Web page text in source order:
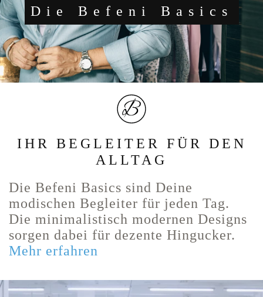
Die Befeni Basics
IHR BEGLEITER FÜR DEN
ALLTAG
Die Befeni Basics sind Deine
modischen Begleiter für jeden Tag.
Die minimalistisch modernen Designs
sorgen dabei für dezente Hingucker.
Mehr erfahren